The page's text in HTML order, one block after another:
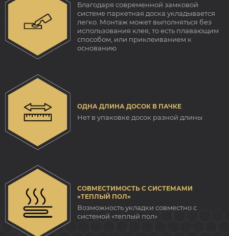
Благодаря современной замковой
системе паркетная доска укладывается
легко. Монтаж может выполняться без
использования клея, то есть плавающим
способом, или приклеиванием к
основанию
ОДНА ДЛИНА ДОСОК В ПАЧКЕ
Нет в упаковке досок разной длины
СОВМЕСТИМОСТЬ С СИСТЕМАМИ
«ТЕПЛЫЙ ПОЛ»
Возможность укладки совместно с
системой «теплый пол»